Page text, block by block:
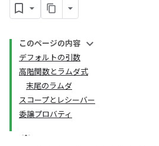
このページの内容
デフォルトの引数
高階関数とラムダ式
末尾のラムダ
スコープとレシーバー
委譲プロバティ